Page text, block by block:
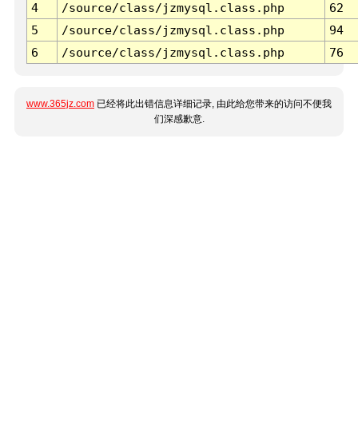
4
/source/class/jzmysql.class.php
62
5
/source/class/jzmysql.class.php
94
6
/source/class/jzmysql.class.php 76
www.365jz.com 已经将此出错信息详细记录, 由此给您带来的访问不便我
们深感歉意.